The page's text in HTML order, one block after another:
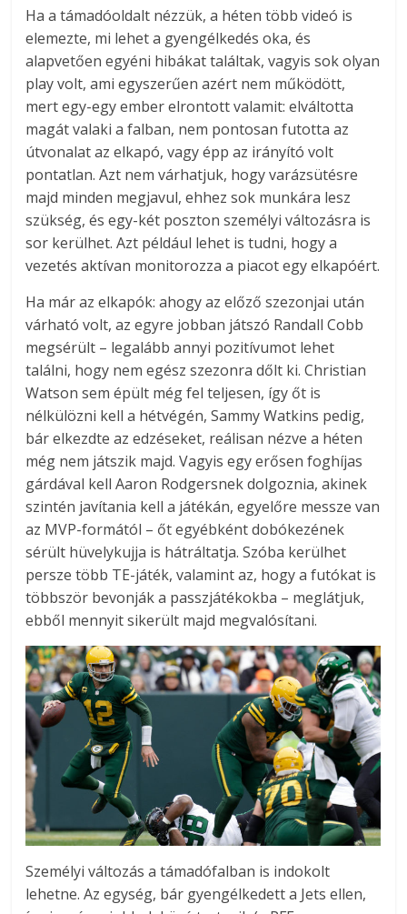
Ha a támadóoldalt nézzük, a héten több videó is
elemezte, mi lehet a gyengélkedés oka, és
alapvetően egyéni hibákat találtak, vagyis sok olyan
play volt, ami egyszerűen azért nem működött,
mert egy-egy ember elrontott valamit: elváltotta
magát valaki a falban, nem pontosan futotta az
útvonalat az elkapó, vagy épp az irányító volt
pontatlan. Azt nem várhatjuk, hogy varázsütésre
majd minden megjavul, ehhez sok munkára lesz
szükség, és egy-két poszton személyi változásra is
sor kerülhet. Azt például lehet is tudni, hogy a
vezetés aktívan monitorozza a piacot egy elkapóért.
Ha már az elkapók: ahogy az előző szezonjai után
várható volt, az egyre jobban játszó Randall Cobb
megsérült – legalább annyi pozitívumot lehet
találni, hogy nem egész szezonra dőlt ki. Christian
Watson sem épült még fel teljesen, így őt is
nélkülözni kell a hétvégén, Sammy Watkins pedig,
bár elkezdte az edzéseket, reálisan nézve a héten
még nem játszik majd. Vagyis egy erősen foghíjas
gárdával kell Aaron Rodgersnek dolgoznia, akinek
szintén javítania kell a játékán, egyelőre messze van
az MVP-formától – őt egyébként dobókezének
sérült hüvelykujja is hátráltatja. Szóba kerülhet
persze több TE-játék, valamint az, hogy a futókat is
többször bevonják a passzjátékokba – meglátjuk,
ebből mennyit sikerült majd megvalósítani.
Személyi változás a támadófalban is indokolt
lehetne. Az egység, bár gyengélkedett a Jets ellen,